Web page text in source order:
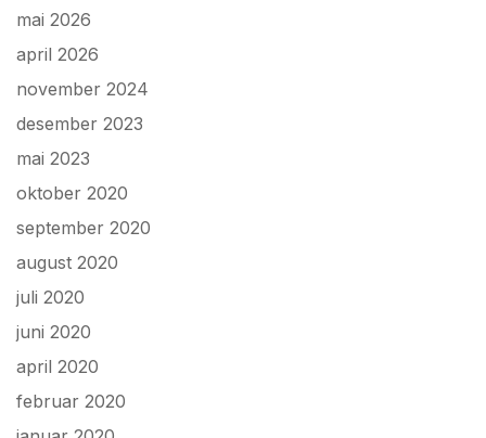
mai 2026
april 2026
november 2024
desember 2023
mai 2023
oktober 2020
september 2020
august 2020
juli 2020
juni 2020
april 2020
februar 2020